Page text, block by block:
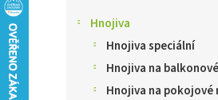
Hnojiva
Hnojiva speciální
Hnojiva na
Hnojiva na